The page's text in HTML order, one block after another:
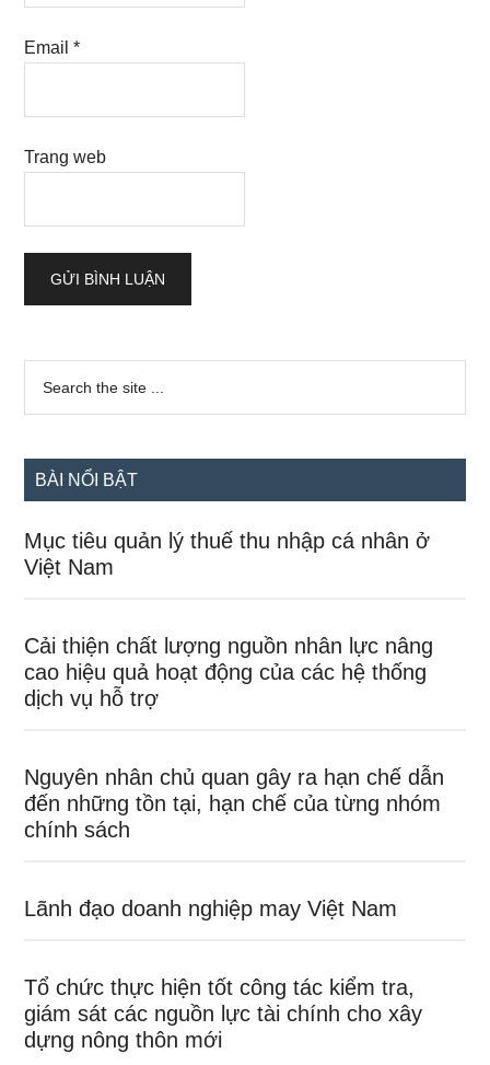
Email*
Trang web
Sidebar
chính
...
BÀI NỔI BẬT
Mục tiêu quản lý thuế thu nhập cá nhân ở
Việt Nam
Cải thiện chất lượng nguồn nhân lực nâng
cao hiệu quả hoạt động của các hệ thống
dịch vụ hỗ trợ
Nguyên nhân chủ quan gây ra hạn chế dẫn
đến những tồn tại, hạn chế của từng nhóm
chính sách
Lãnh đạo doanh nghiệp may Việt Nam
Tổ chức thực hiện tốt công tác kiểm tra,
giám sát các nguồn lực tài chính cho xây
dựng nông thôn mới